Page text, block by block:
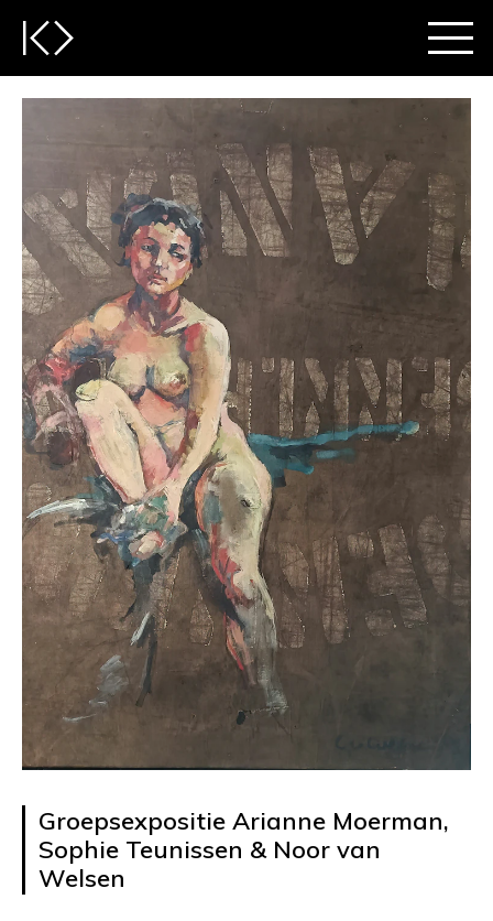
Groepsexpositie Arianne Moerman,
Sophie Teunissen & Noor van
Welsen